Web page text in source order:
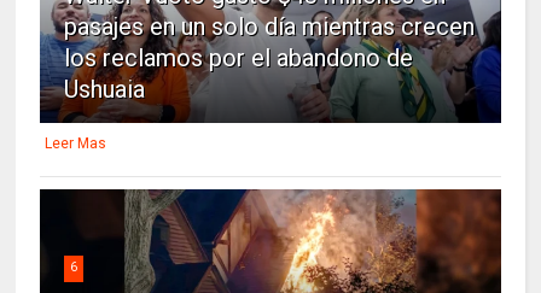
pasajes en un solo día mientras crecen
los reclamos por el abandono de
Ushuaia
Leer Mas
6